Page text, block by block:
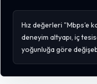
Hız değerleri "Mbps'e
deneyim altyapı, iç
yoğunluğa göre